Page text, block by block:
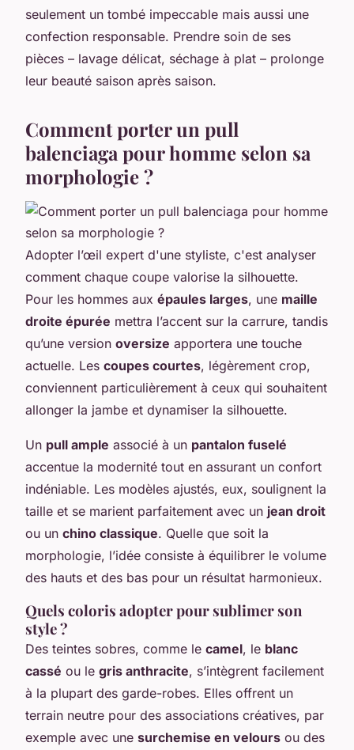
seulement un tombé impeccable mais aussi une
confection responsable. Prendre soin de ses
pièces – lavage délicat, séchage à plat – prolonge
leur beauté saison après saison.
Comment porter un pull
balenciaga pour homme selon sa
morphologie ?
Adopter l’œil expert d'une styliste, c'est analyser
comment chaque coupe valorise la silhouette.
Pour les hommes aux épaules larges, une maille
droite épurée mettra l’accent sur la carrure, tandis
qu’une version oversize apportera une touche
actuelle. Les coupes courtes, légèrement crop,
conviennent particulièrement à ceux qui souhaitent
allonger la jambe et dynamiser la silhouette.
Un pull ample associé à un pantalon fuselé
accentue la modernité tout en assurant un confort
indéniable. Les modèles ajustés, eux, soulignent la
taille et se marient parfaitement avec un jean droit
ou un chino classique. Quelle que soit la
morphologie, l’idée consiste à équilibrer le volume
des hauts et des bas pour un résultat harmonieux.
Quels coloris adopter pour sublimer son
style ?
Des teintes sobres, comme le camel, le blanc
cassé ou le gris anthracite, s’intègrent facilement
à la plupart des garde-robes. Elles offrent un
terrain neutre pour des associations créatives, par
exemple avec une surchemise en velours ou des